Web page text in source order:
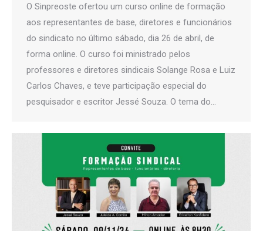
O Sinpreoste ofertou um curso online de formação
aos representantes de base, diretores e funcionários
do sindicato no último sábado, dia 26 de abril, de
forma online. O curso foi ministrado pelos
professores e diretores sindicais Solange Rosa e Luiz
Carlos Chaves, e teve participação especial do
pesquisador e escritor Jessé Souza. O tema do…